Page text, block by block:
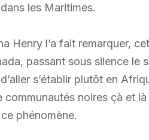
dans les Maritimes.
Henry l’a fait remarquer,
passant sous silence le
s’établir plutôt en
communautés noires çà et
phénomène.